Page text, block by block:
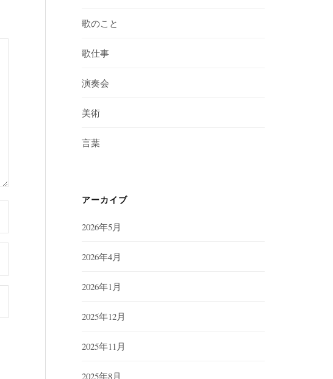
歌のこと
歌仕事
演奏会
美術
言葉
アーカイブ
2026年5月
2026年4月
2026年1月
2025年12月
2025年11月
2025年8月